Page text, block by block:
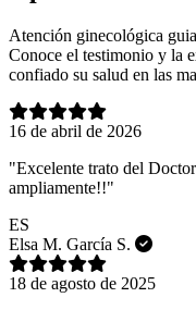
Atención ginecológica
Conoce el testimonio y la
confiado su salud en las
16 de abril de 2026
"Excelente trato del
ampliamente!!"
ES
Elsa M. García S.
18 de agosto de 2025